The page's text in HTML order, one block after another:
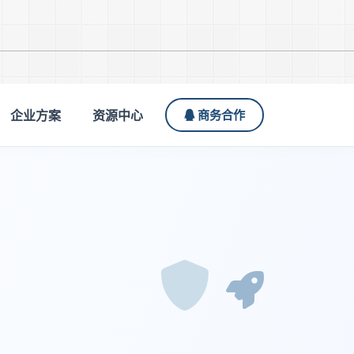
企业方案 资源中心 商务合作